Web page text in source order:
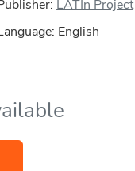
LATIn Project
English